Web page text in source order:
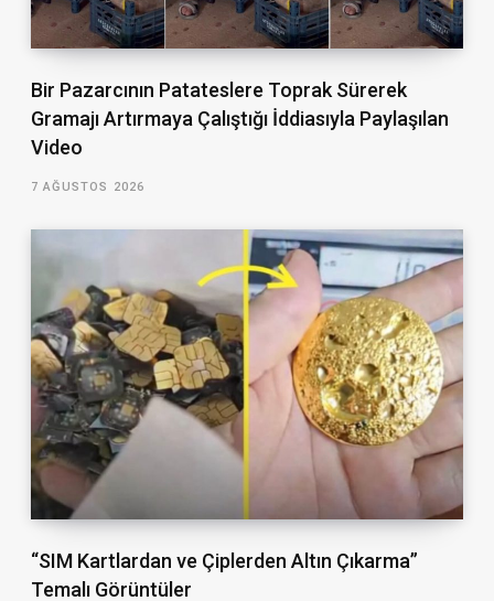
Bir Pazarcının Patateslere Toprak Sürerek
Gramajı Artırmaya Çalıştığı İddiasıyla Paylaşılan
Video
7 AĞUSTOS 2026
“SIM Kartlardan ve Çiplerden Altın Çıkarma”
Temalı Görüntüler